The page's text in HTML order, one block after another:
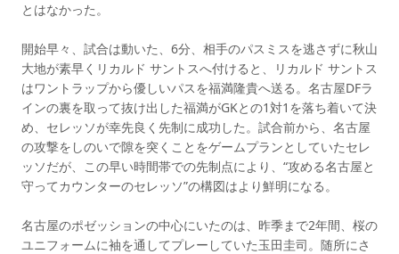
とはなかった。
開始早々、試合は動いた、6分、相手のパスミスを逃さずに秋山
大地が素早くリカルド サントスへ付けると、リカルド サントス
はワントラップから優しいパスを福満隆貴へ送る。名古屋DFラ
インの裏を取って抜け出した福満がGKとの1対1を落ち着いて決
め、セレッソが幸先良く先制に成功した。試合前から、名古屋
の攻撃をしのいで隙を突くことをゲームプランとしていたセレ
ッソだが、この早い時間帯での先制点により、“攻める名古屋と
守ってカウンターのセレッソ”の構図はより鮮明になる。
名古屋のポゼッションの中心にいたのは、昨季まで2年間、桜の
ユニフォームに袖を通してプレーしていた玉田圭司。随所にさ